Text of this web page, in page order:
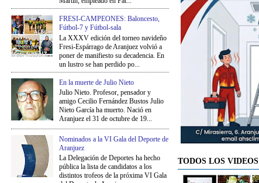
FRESI-CAMPEONES: Baloncesto,
Fútbol-7 y Fútbol-sala
La XXXV edición del torneo navideño
Fresi-Espárrago de Aranjuez volvió a
poner de manifiesto su decadencia. En
un lustro se han perdido po...
En la muerte de Julio Nieto
Julio Nieto. Profesor, pensador y
amigo Cecilio Fernández Bustos Julio
Nieto García ha muerto. Nació en
Aranjuez el 31 de octubre de 19...
Nominados a la VI Gala del Deporte de
Aranjuez
La Delegación de Deportes ha hecho
pública la lista de candidatos a los
distintos trofeos de la próxima VI Gala
TODOS LOS VIDEOS